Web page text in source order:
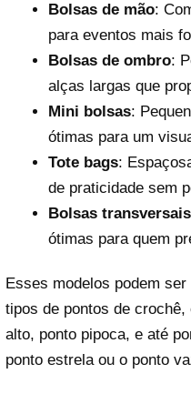
Bolsas de mão:
para eventos mais
Bolsas de ombro:
alças largas que
Mini bolsas:
ótimas para um
Tote bags:
de praticidade sem
Bolsas transversais
ótimas para quem
Esses modelos podem
tipos de pontos de
alto, ponto pipoca, e até
ponto estrela ou o ponto